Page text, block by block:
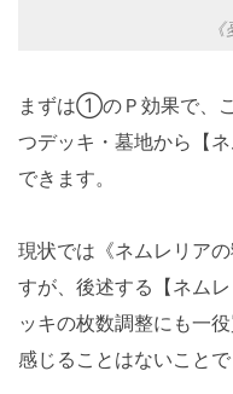
まずは①のＰ効果で、
つデッキ・墓地から【
できます。
現状では《ネムレリア
すが、後述する【ネム
ッキの枚数調整にも一
感じることはないことで